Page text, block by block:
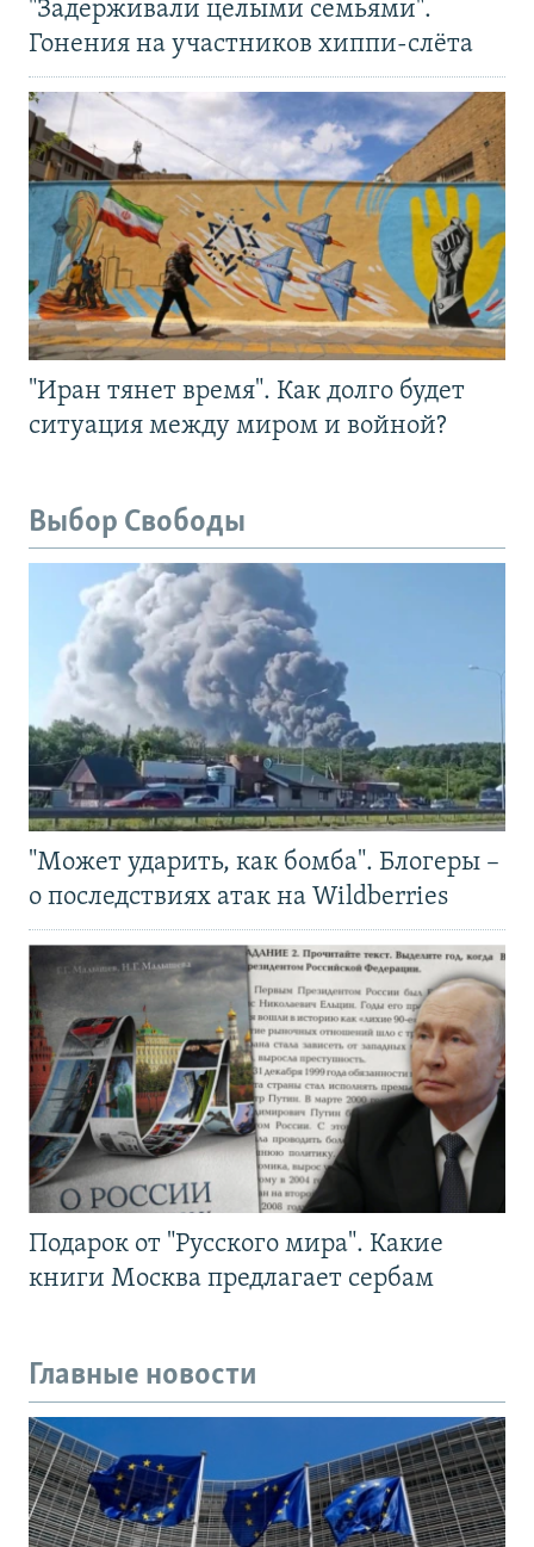
"Задерживали целыми семьями".
Гонения на участников хиппи-слёта
"Иран тянет время". Как долго будет
ситуация между миром и войной?
Выбор Свободы
"Может ударить, как бомба". Блогеры –
о последствиях атак на Wildberries
Подарок от "Русского мира". Какие
книги Москва предлагает сербам
Главные новости